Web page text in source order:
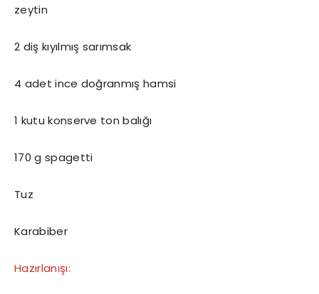
zeytin
2 diş kıyılmış sarımsak
4 adet ince doğranmış hamsi
1 kutu konserve ton balığı
170 g spagetti
Tuz
Karabiber
Hazırlanışı: